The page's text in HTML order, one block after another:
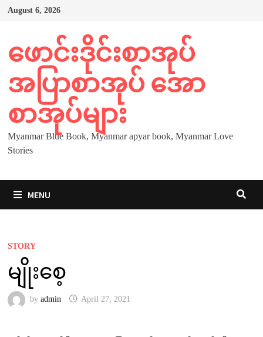
Skip
August 6, 2026
ဖောင်းဒိုင်းစာအုပ်
အပြာစာအုပ် အော
စာအုပ်များ
Myanmar Blue Book, Myanmar apyar book, Myanmar Love
Stories
MENU
STORY
မျိုးစေ့
by admin April 27, 2021